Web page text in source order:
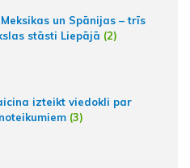
un Spānijas – trīs
stāsti Liepājā (2)
izteikt viedokli par
(3)